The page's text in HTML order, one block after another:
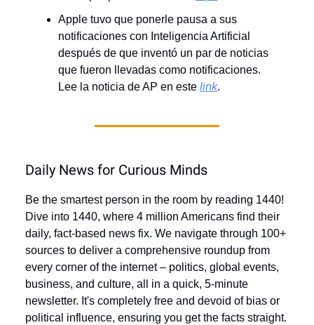
Apple tuvo que ponerle pausa a sus
notificaciones con Inteligencia Artificial
después de que inventó un par de noticias
que fueron llevadas como notificaciones.
Lee la noticia de AP en este link.
Daily News for Curious Minds
Be the smartest person in the room by reading 1440!
Dive into 1440, where 4 million Americans find their
daily, fact-based news fix. We navigate through 100+
sources to deliver a comprehensive roundup from
every corner of the internet – politics, global events,
business, and culture, all in a quick, 5-minute
newsletter. It's completely free and devoid of bias or
political influence, ensuring you get the facts straight.